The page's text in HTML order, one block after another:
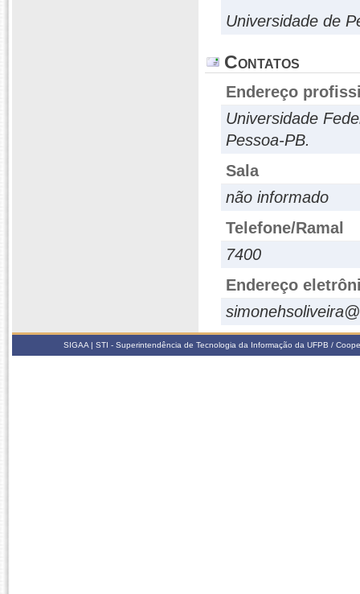
Universidade de
Contatos
Endereço
Universidade
Pessoa-PB.
Sala
não informado
Telefone/Ramal
7400
Endereço
SIGAA | STI - Superintendência de Tecnologia da Informação da UFPB /